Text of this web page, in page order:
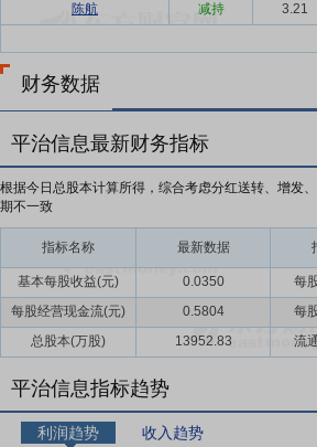
陈航
减持 3.21
财务数据
平治信息最新财务指标
根据今日总股本计算所得，综合考虑分红送转、增发
期不一致
指标名称 最新数据
基本每股收益(元) 0.0350 每
每股经营现金流(元)
0.5804 每
总股本(万股)
13952.83 流
平治信息指标趋势
利润趋势 收入趋势